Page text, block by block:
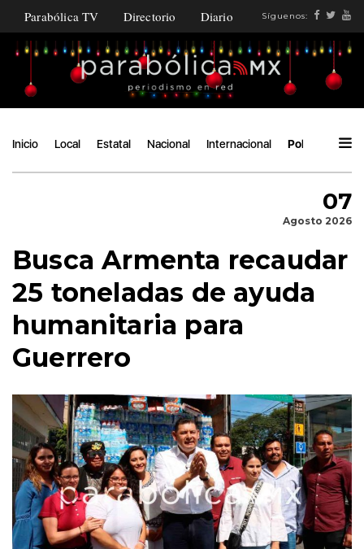
Parabólica TV Directorio Diario Síguenos:
Inicio Local Estatal Nacional Internacional Política
07
Agosto 2026
Busca Armenta recaudar
25 toneladas de ayuda
humanitaria para
Guerrero